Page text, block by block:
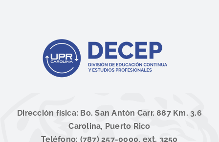
Dirección física: Bo. San Antón Carr. 887 Km. 3.6
Carolina, Puerto Rico
Teléfono: (787) 257-0000, ext. 3250